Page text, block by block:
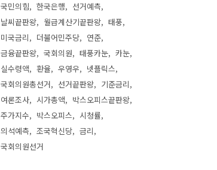
국민의힘 한국은행
선거예측
날씨끝판왕
월급계산기끝판왕
태풍
미국금리
더불어민주당
연준
금융끝판왕
국회의원 태풍카눈
카눈
실수령액
환율 우영우
넷플릭스
국회의원총선거
선거끝판왕
기준금리
여론조사
시가총액
박스오피스끝판왕
주가지수
박스오피스
시청률
의석예측
조국혁신당
금리
국회의원선거